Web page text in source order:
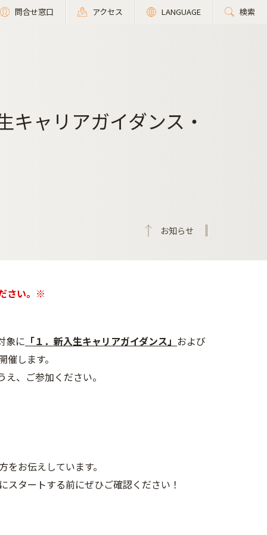
問合せ窓口 アクセス LANGUAGE 検索
ャリアガイダンス・
お知らせ
さい。※
象に 「１．新入生キャリアガイダンス」 および
催します。
、ご参加ください。
お伝えしています。
タートする前にぜひご確認ください！